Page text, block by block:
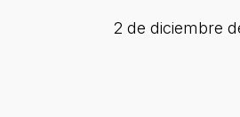
2 de diciembre